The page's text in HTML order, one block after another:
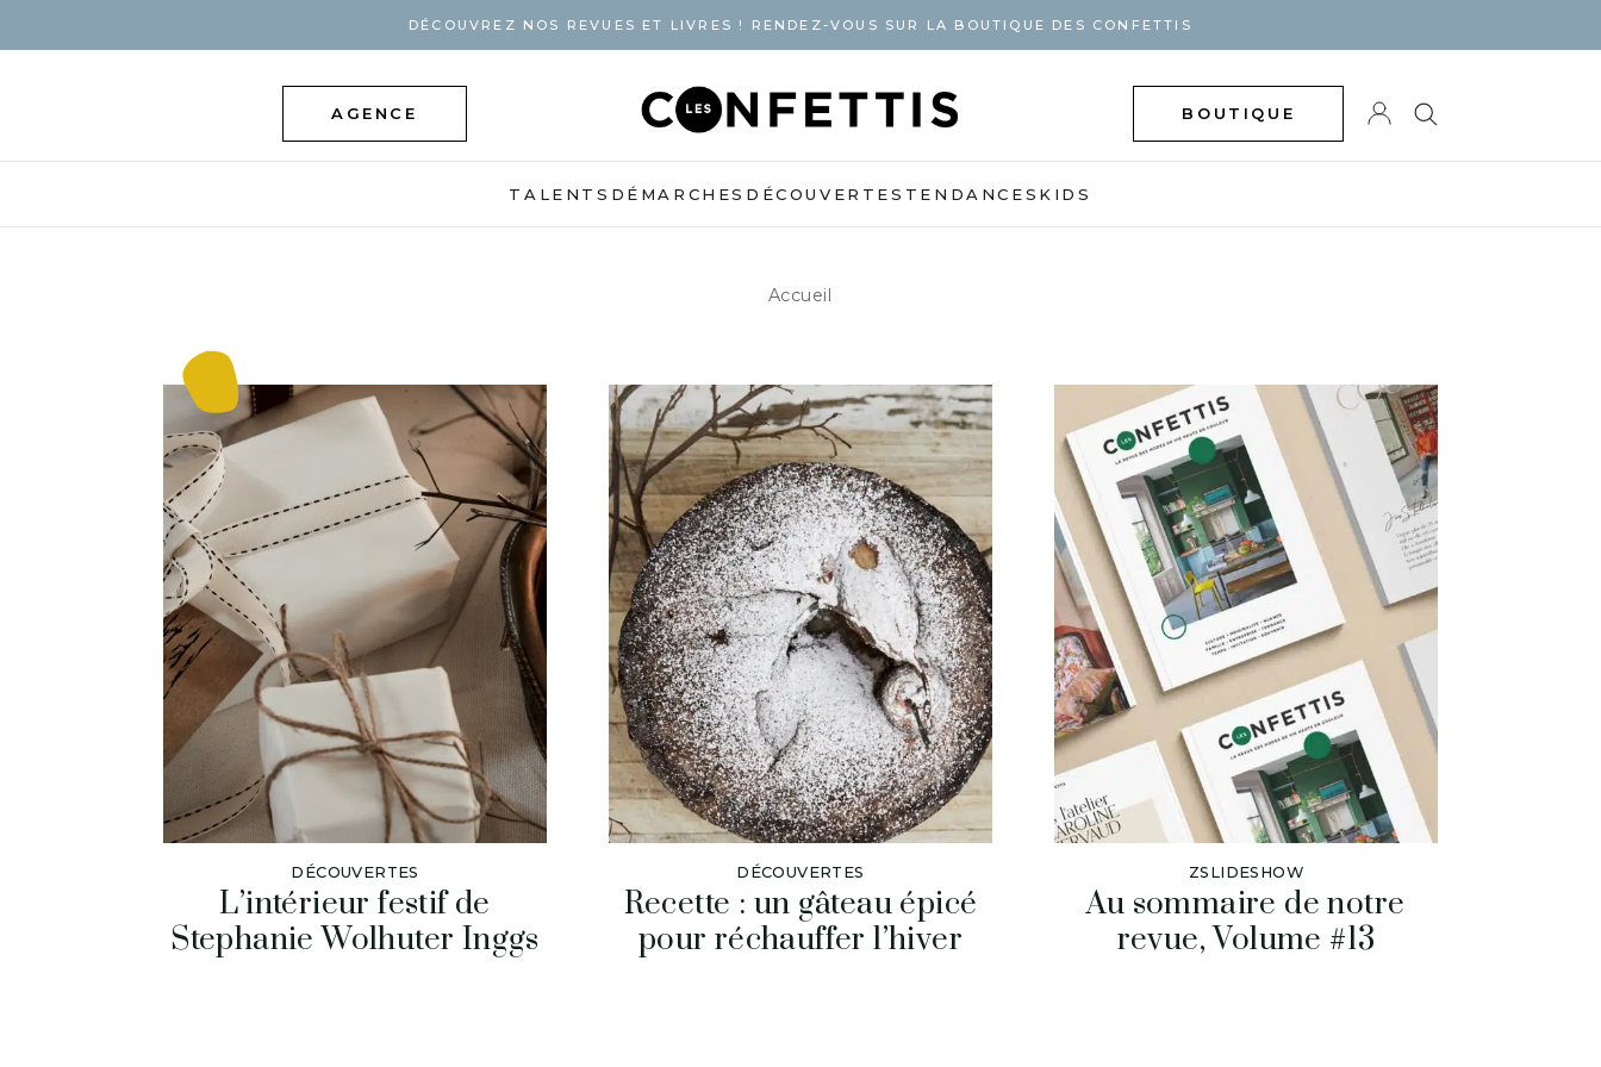
DÉCOUVREZ NOS REVUES ET LIVRES ! RENDEZ-VOUS SUR LA BOUTIQUE DES CONFETTIS
AGENCE BOUTIQUE
TALENTS DÉMARCHES DÉCOUVERTES TENDANCES KIDS
Accueil
DÉCOUVERTES
L’intérieur festif de
Stephanie Wolhuter Inggs
DÉCOUVERTES
Recette : un gâteau épicé
pour réchauffer l’hiver
ZSLIDESHOW
Au sommaire de notre
revue, Volume #13